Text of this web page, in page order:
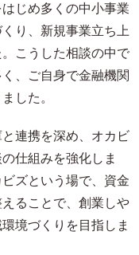
じめ多くの中小事業
り、新規事業立ち上
こうした相談の中で
、ご自身で金融機関
した。
連携を深め、オカビ
仕組みを強化しま
ズという場で、資金
ることで、創業しや
境づくりを目指しま